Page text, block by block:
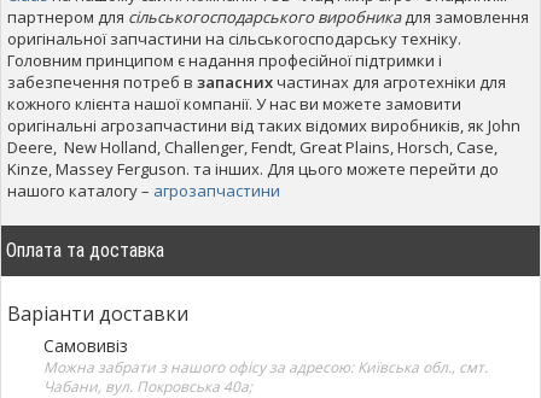
партнером для сільськогосподарського виробникадля замовлення
оригінальної запчастини на сільськогосподарську техніку.
Головним принципом є надання професійної підтримки і
забезпечення потреб в запаснихчастинах для агротехніки для
кожного клієнта нашої компанії. У нас ви можете замовити
оригінальні агрозапчастини від таких відомих виробників, як John
Deere, New Holland, Challenger, Fendt, Great Plains, Horsch, Case,
Kinze, Massey Ferguson. та інших. Для цього можете перейти до
нашого каталогу – агрозапчастини
Оплата та доставка
Варіанти доставки
Самовивіз
Можна забрати з нашого офісу за адресою: Київська обл., смт.
Чабани, вул. Покровська 40а;